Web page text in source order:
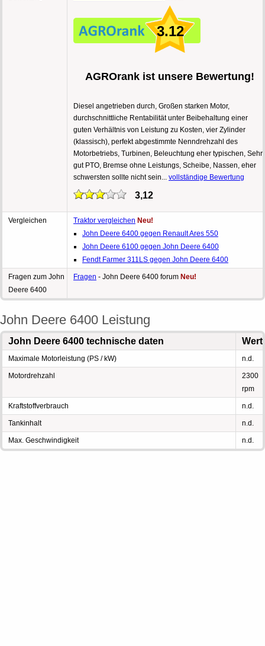
3.12
AGROrank ist unsere Bewertung!
Diesel angetrieben durch, Großen starken Motor,
durchschnittliche Rentabilität unter Beibehaltung einer
guten Verhältnis von Leistung zu Kosten, vier Zylinder
(klassisch), perfekt abgestimmte Nenndrehzahl des
Motorbetriebs, Turbinen, Beleuchtung eher typischen, Sehr
gut PTO, Bremse ohne Leistungs, Scheibe, Nassen, eher
schwersten sollte nicht sein... vollständige Bewertung
3,12
Vergleichen Traktor vergleichen Neu!
John Deere 6400 gegen Renault Ares 550
John Deere 6100 gegen John Deere 6400
Fendt Farmer 311LS gegen John Deere 6400
Fragen zum John
Deere 6400
Fragen - John Deere 6400 forum Neu!
John Deere 6400 Leistung
John Deere 6400 technische daten Wert
Maximale Motorleistung (PS / kW) n.d.
Motordrehzahl
2300
rpm
Kraftstoffverbrauch n.d.
Tankinhalt n.d.
Max. Geschwindigkeit n.d.